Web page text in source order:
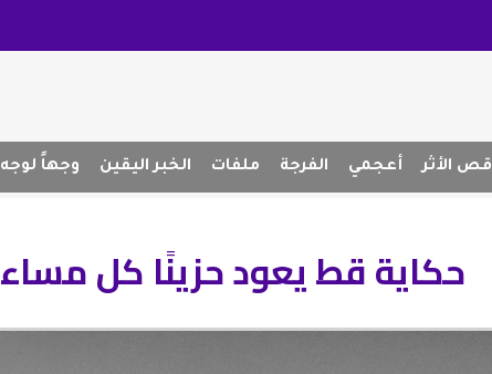
قص الأثر أعجمي الفرجة ملفات الخبر اليقين وجهاً لوجه
حكاية قط يعود حزينًا كل مساء